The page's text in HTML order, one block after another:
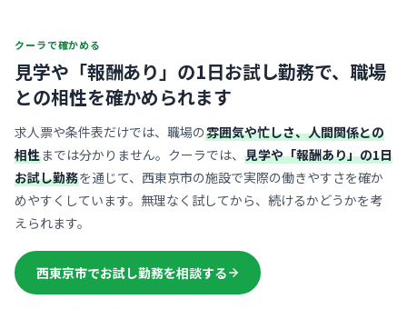
クーラで確かめる
見学や「報酬あり」の1日お試し勤務で、 職場
との相性を確かめられます
求人票や条件表だけでは、職場の雰囲気や忙しさ、人間関係との
相性までは分かりません。クーラでは、 見学や「報酬あり」の1日
お試し勤務を通じて、西東京市の施設で実際の働きやすさを確か
めやすくしています。無理なく試してから、続けるかどうかを考
えられます。
西東京市でお試し勤務を相談する